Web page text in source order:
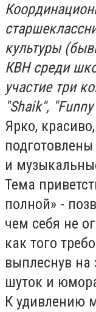
культуры
КВН среди
участие три
"Shаik",
Ярко,
и
Тема
полной» -
чем себя не
как того
выплеснув на
шуток и
К удивлению